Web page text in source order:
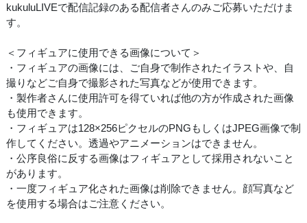
kukuluLIVEで配信記録のある配信者さんのみご応募いただけま
す。
＜フィギュアに使用できる画像について＞
・フィギュアの画像には、ご自身で制作されたイラストや、自
撮りなどご自身で撮影された写真などが使用できます。
・製作者さんに使用許可を得ていれば他の方が作成された画像
も使用できます。
・フィギュアは128×256ピクセルのPNGもしくはJPEG画像で制
作してください。透過やアニメーションはできません。
・公序良俗に反する画像はフィギュアとして採用されないこと
があります。
・一度フィギュア化された画像は削除できません。顔写真など
を使用する場合はご注意ください。